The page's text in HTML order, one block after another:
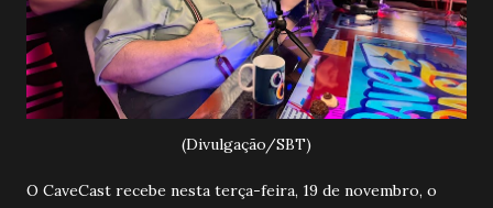
(Divulgação/SBT)
O CaveCast recebe nesta terça-feira, 19 de novembro, o